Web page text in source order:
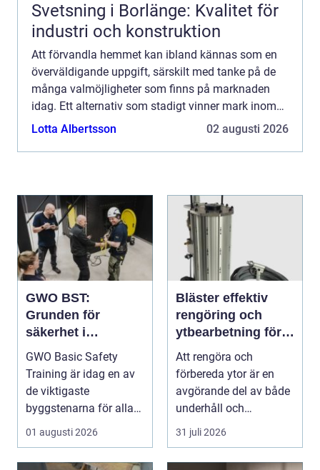
Svetsning i Borlänge: Kvalitet för
industri och konstruktion
Att förvandla hemmet kan ibland kännas som en
överväldigande uppgift, särskilt med tanke på de
många valmöjligheter som finns på marknaden
idag. Ett alternativ som stadigt vinner mark inom
såv&aum...
Lotta Albertsson 02 augusti 2026
GWO BST:
Grunden för
säkerhet i
vindkraftsbransche
n
GWO Basic Safety
Training är idag en av
de viktigaste
byggstenarna för alla
som vill arbet...
01 augusti 2026
Bläster effektiv
rengöring och
ytbearbetning för
proffs och
hantverkare
Att rengöra och
förbereda ytor är en
avgörande del av både
underhåll och
renovering. Färg, rost,
31 juli 2026